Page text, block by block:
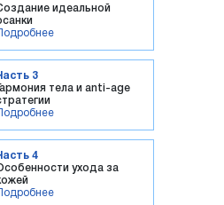
идеальной
Подробнее
3
тела и anti-age
Подробнее
4
ухода за
Подробнее